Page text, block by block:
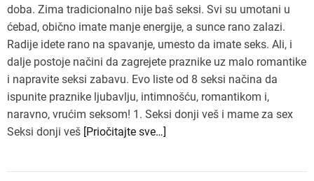
doba. Zima tradicionalno nije baš seksi. Svi su umotani u
ćebad, obično imate manje energije, a sunce rano zalazi.
Radije idete rano na spavanje, umesto da imate seks. Ali, i
dalje postoje načini da zagrejete praznike uz malo romantike
i napravite seksi zabavu. Evo liste od 8 seksi načina da
ispunite praznike ljubavlju, intimnošću, romantikom i,
naravno, vrućim seksom! 1. Seksi donji veš i mame za sex
Seksi donji veš [Priočitajte sve…]